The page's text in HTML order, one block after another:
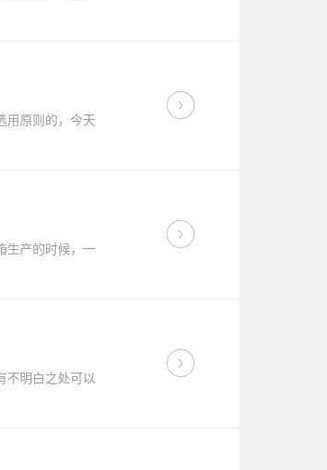
用原则的，今天
生产的时候，一
不明白之处可以